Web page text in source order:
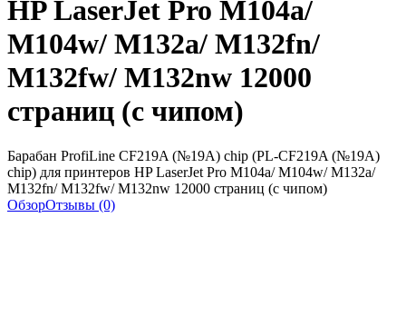
HP LaserJet Pro M104a/
M104w/ M132a/ M132fn/
M132fw/ M132nw 12000
страниц (с чипом)
Барабан ProfiLine CF219A (№19A) chip (PL-CF219A (№19A)
chip) для принтеров HP LaserJet Pro M104a/ M104w/ M132a/
M132fn/ M132fw/ M132nw 12000 страниц (с чипом)
ОбзорОтзывы (0)